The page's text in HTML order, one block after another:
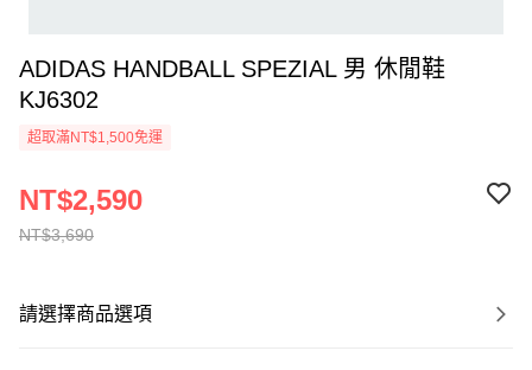
ADIDAS HANDBALL SPEZIAL 男 休閒鞋
KJ6302
超取滿NT$1,500免運
NT$3,690
NT$2,590
請選擇商品選項